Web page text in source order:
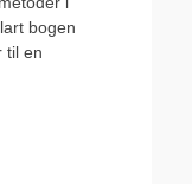
bogen
til en